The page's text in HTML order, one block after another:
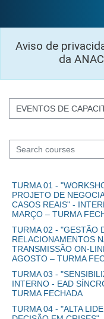
Aviso de
da
Course categories
Search courses
TURMA 01 -
PROJETO DE
CASOS REAIS" -
MARÇO – TURMA
TURMA 02 - "GESTÃO
RELACIONAMENTOS
TRANSMISSÃO ON-
AGOSTO – TURMA
TURMA 03 -
INTERNO - EAD
TURMA FECHADA
TURMA 04 - "ALTA